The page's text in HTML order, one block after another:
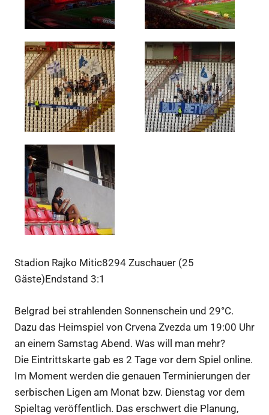
Stadion Rajko Mitic8294 Zuschauer (25
Gäste)Endstand 3:1
Belgrad bei strahlenden Sonnenschein und 29°C.
Dazu das Heimspiel von Crvena Zvezda um 19:00 Uhr
an einem Samstag Abend. Was will man mehr?
Die Eintrittskarte gab es 2 Tage vor dem Spiel online.
Im Moment werden die genauen Terminierungen der
serbischen Ligen am Monat bzw. Dienstag vor dem
Spieltag veröffentlich. Das erschwert die Planung,